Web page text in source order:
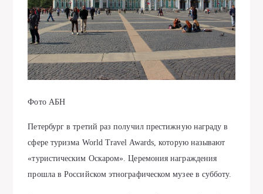
Фото АБН
Петербург в третий раз получил престижную награду в
сфере туризма World Travel Awards, которую называют
«туристическим Оскаром». Церемония награждения
прошла в Российском этнографическом музее в субботу.